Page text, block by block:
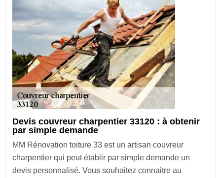
Devis couvreur charpentier 33120 : à obtenir
par simple demande
MM Rénovation toiture 33 est un artisan couvreur
charpentier qui peut établir par simple demande un
devis personnalisé. Vous souhaitez connaitre au